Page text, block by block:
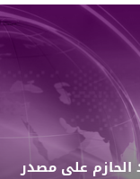
الحازم على مصدر